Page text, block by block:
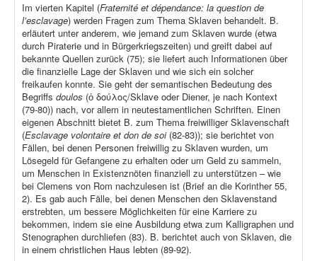
Im vierten Kapitel (Fraternité et dépendance: la question de
l’esclavage) werden Fragen zum Thema Sklaven behandelt. B.
erläutert unter anderem, wie jemand zum Sklaven wurde (etwa
durch Piraterie und in Bürgerkriegszeiten) und greift dabei auf
bekannte Quellen zurück (75); sie liefert auch Informationen über
die finanzielle Lage der Sklaven und wie sich ein solcher
freikaufen konnte. Sie geht der semantischen Bedeutung des
Begriffs doulos (ὁ δούλος/Sklave oder Diener, je nach Kontext
(79-80)) nach, vor allem in neutestamentlichen Schriften. Einen
eigenen Abschnitt bietet B. zum Thema freiwilliger Sklavenschaft
(Esclavage volontaire et don de soi(82-83)); sie berichtet von
Fällen, bei denen Personen freiwillig zu Sklaven wurden, um
Lösegeld für Gefangene zu erhalten oder um Geld zu sammeln,
um Menschen in Existenznöten finanziell zu unterstützen – wie
bei Clemens von Rom nachzulesen ist (Brief an die Korinther 55,
2). Es gab auch Fälle, bei denen Menschen den Sklavenstand
erstrebten, um bessere Möglichkeiten für eine Karriere zu
bekommen, indem sie eine Ausbildung etwa zum Kalligraphen und
Stenographen durchliefen (83). B. berichtet auch von Sklaven, die
in einem christlichen Haus lebten (89-92).